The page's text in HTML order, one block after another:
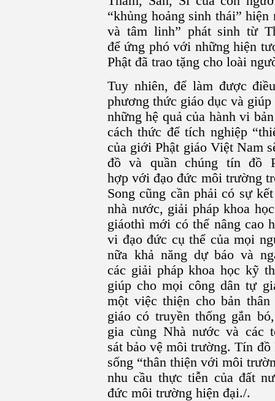
“khủng hoảng sinh thái”
và tâm linh” phát sinh từ
để ứng phó với những hiện
Phật đã trao tặng cho loài
Tuy nhiên, để làm được
phương thức giáo dục và
những hệ quả của hành vi
cách thức để tích nghiệp
của giới Phật giáo Việt Nam
đồ và quần chúng tín đồ
hợp với đạo đức môi trường
Song cũng cần phải có sự
nhà nước, giải pháp khoa
giáothì mới có thể nâng cao
vi đạo đức cụ thể của mọi
nữa khả năng dự báo và
các giải pháp khoa học kỹ
giúp cho mọi công dân tự
một việc thiện cho bản
giáo có truyền thống gắn
gia cùng Nhà nước và các
sát bảo vệ môi trường. Tín
sống “thân thiện với môi
nhu cầu thực tiễn của đất
đức môi trường hiện đại./.